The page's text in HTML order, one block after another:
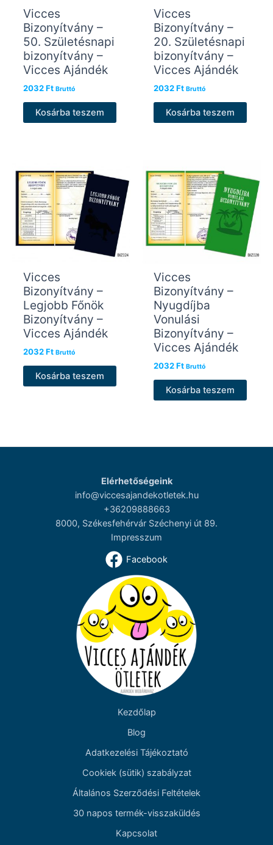
Vicces
Bizonyítvány –
50. Születésnapi
bizonyítvány –
Vicces Ajándék
2032Ft Bruttó
Kosárba teszem
Vicces
Bizonyítvány –
20. Születésnapi
bizonyítvány –
Vicces Ajándék
2032Ft Bruttó
Kosárba teszem
Vicces
Bizonyítvány –
Legjobb Főnök
Bizonyítvány –
Vicces Ajándék
2032Ft Bruttó
Kosárba teszem
Vicces
Bizonyítvány –
Nyugdíjba
Vonulási
Bizonyítvány –
Vicces Ajándék
2032Ft Bruttó
Kosárba teszem
Elérhetőségeink
info@viccesajandekotletek.hu
+36209888663
8000, Székesfehérvár Széchenyi út 89.
Impresszum
Facebook
Kezdőlap
Blog
Adatkezelési Tájékoztató
Cookiek (sütik) szabályzat
Általános Szerződési Feltételek
30 napos termék-visszaküldés
Kapcsolat